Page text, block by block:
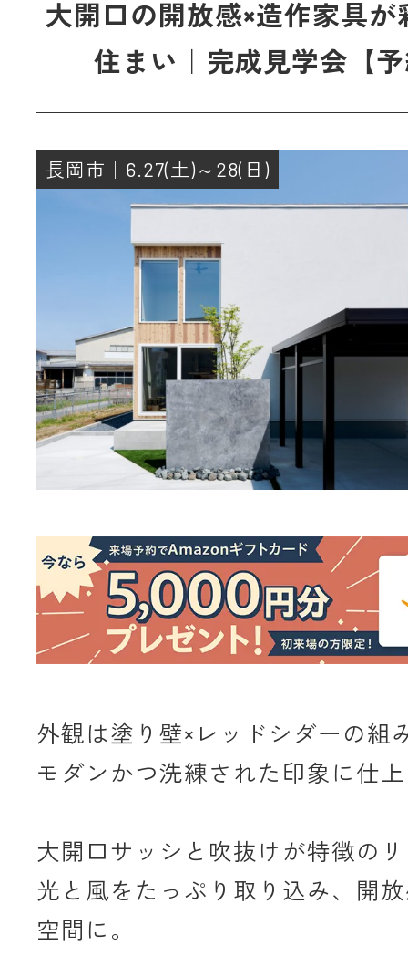
大開口の開放感×造作家具が
住まい｜完成見学会【
長岡市｜6.27(土)～28(日)
外観は塗り壁×レッドシダーの組
モダンかつ洗練された印象に仕
大開口サッシと吹抜けが特徴の
光と風をたっぷり取り込み、開
空間に。